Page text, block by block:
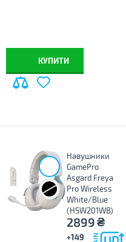
КУПИТИ
Навушники
GamePro
Asgard Freya
Pro Wireless
White/Blue
(HSW201WB)
2899₴
+149